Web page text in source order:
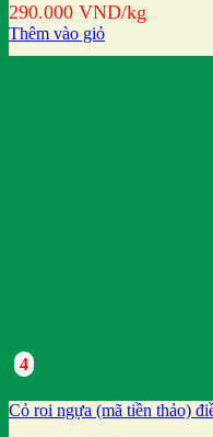
290.000 VND/kg
Thêm vào giỏ
4
Cỏ roi ngựa (mã tiền thảo)